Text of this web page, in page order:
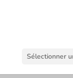
Sélectionner